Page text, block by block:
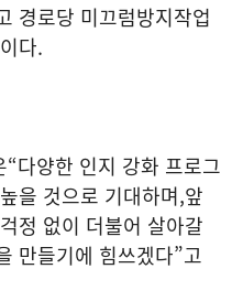
경로당 미끄럼방지작업
다.
“다양한 인지 강화 프로그
을 것으로 기대하며,앞
정 없이 더불어 살아갈
만들기에 힘쓰겠다”고